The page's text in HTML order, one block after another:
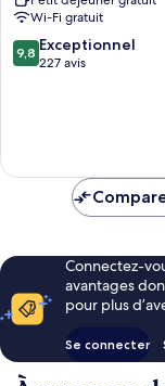
Cabo
Frio
Wi-Fi gratuit
9.8
sur
9,8 Exceptionnel
227 avis
Connectez-
avantages
pour plus
Se connecter